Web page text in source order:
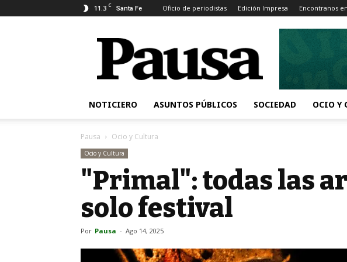
11.3 C Santa Fe Oficio de periodistas Edición Impresa Encontranos
Pausa
NOTICIERO ASUNTOS PÚBLICOS SOCIEDAD OCIO Y
Pausa Ocio y Cultura
Ocio y Cultura
"Primal": todas las
solo festival
Por Pausa - Ago 14, 2025